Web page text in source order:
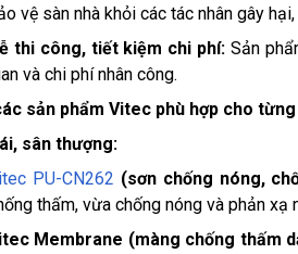
vệ sàn nhà khỏi các tác nhân gây
thi công, tiết kiệm chi phí:Sản
và chi phí nhân công.
sản phẩm Vitec phù hợp cho
sân thượng:
PU-CN262 (sơn chống nóng,
thấm, vừa chống nóng và phản
Membrane (màng chống thấm